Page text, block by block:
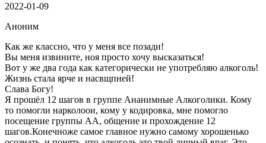
2022-01-09
Аноним
Как же классно, что у меня все позади!
Вы меня извините, ноя просто хочу высказаться!
Вот у же два года как категорически не употребляю алкоголь!
Жизнь стала ярче и насвщпней!
Слава Богу!
Я прошёл 12 шагов в группе Ананимные Алкоголики. Кому
то помогли нарколоои, кому у кодировка, мне помогло
посещение группы АА, общение и прохождение 12
шагов.Конечноже самое главное нужно самому хорошенько